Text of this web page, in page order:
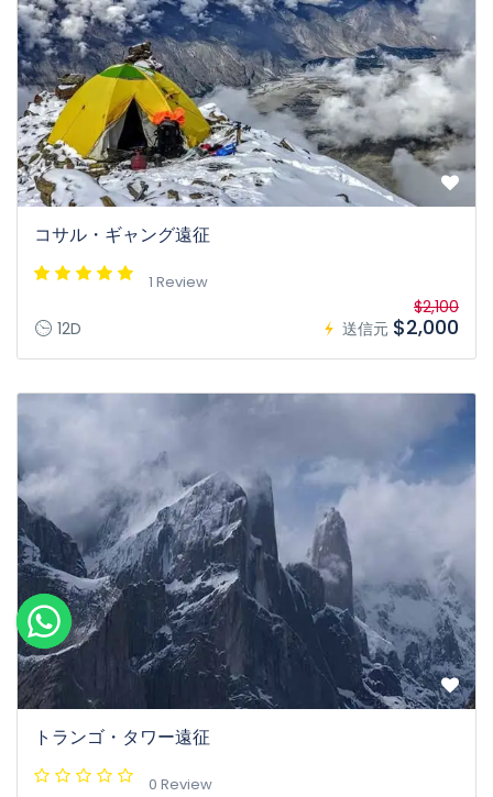
コサル・ギャング遠征
1 Review
12D 送信元
$2,100
$2,000
トランゴ・タワー遠征
0 Review